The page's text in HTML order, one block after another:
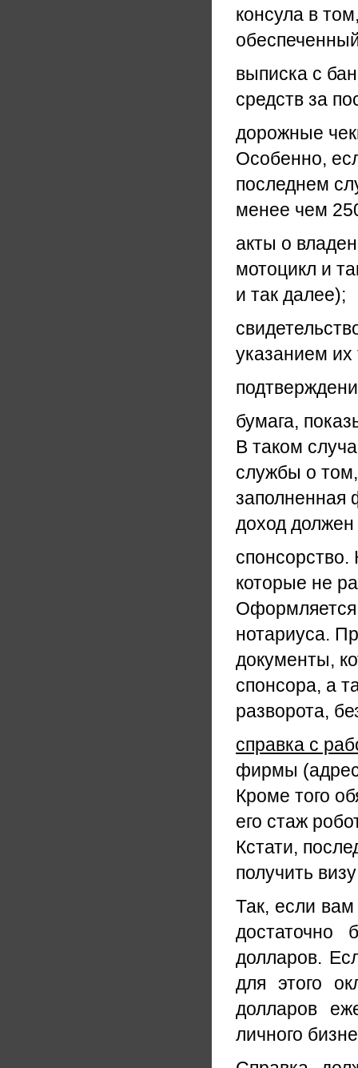
консула в
выписка с
средств за
дорожные
Особенно,
последнем
менее чем
акты о
мотоцикл и
и так далее);
указанием
бумага,
В таком
службы о
доход
которые не
Оформляется
нотариуса.
документы,
спонсора, а
разворота,
справка с
фирмы
Кроме того
его стаж
Кстати,
получить
Так, если
долларов.
для этого
долларов
личного